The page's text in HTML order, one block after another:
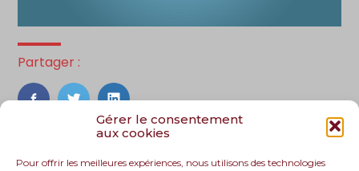
Gérer le consentement
aux cookies
Pour offrir les meilleures expériences, nous utilisons des technologies
Partager :
FaceBook
TwitterLinkedIn